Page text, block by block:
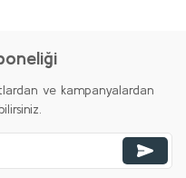
ve kampanyalardan